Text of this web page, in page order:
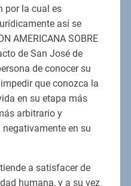
por la cual es
así se
AMERICANA SOBRE
de San José de
de conocer su
que conozca la
en su etapa más
arbitrario y
en su
a satisfacer de
humana, y a su vez